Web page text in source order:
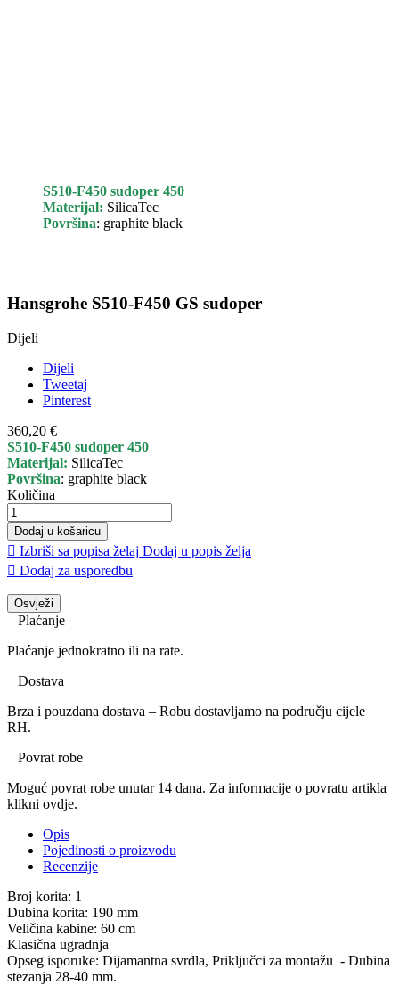
S510-F450 sudoper 450
Materijal: SilicaTec
Površina: graphite black
Hansgrohe S510-F450 GS sudoper
Dijeli
Dijeli
Tweetaj
Pinterest
360,20 €
S510-F450 sudoper 450
Materijal: SilicaTec
Površina: graphite black
Količina
Dodaj u košaricu
 Izbriši sa popisa želaj Dodaj u popis želja
 Dodaj za usporedbu
Plaćanje
Plaćanje jednokratno ili na rate.
Dostava
Brza i pouzdana dostava – Robu dostavljamo na području cijele
RH.
Povrat robe
Moguć povrat robe unutar 14 dana. Za informacije o povratu artikla
klikni ovdje.
Opis
Pojedinosti o proizvodu
Recenzije
Broj korita: 1
Dubina korita: 190 mm
Veličina kabine: 60 cm
Klasična ugradnja
Opseg isporuke: Dijamantna svrdla, Priključci za montažu - Dubina
stezanja 28-40 mm.